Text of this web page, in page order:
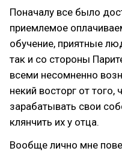
Поначалу все было
приемлемое
обучение, приятные
так и со стороны
всеми несомненно
некий восторг от того,
зарабатывать свои
клянчить их у отца.
Вообще лично мне